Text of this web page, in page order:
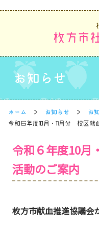
枚方市
お知らせ
ホーム お知らせ
お
令和６年度10月・11月分 校区献
令和６年度10
活動のご案内
枚方市献血推進協議会